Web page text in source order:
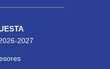
2027